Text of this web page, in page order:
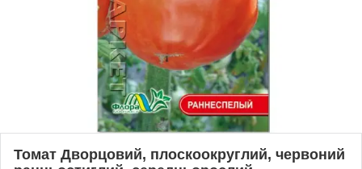
Томат Дворцовий, плоскоокруглий, червоний